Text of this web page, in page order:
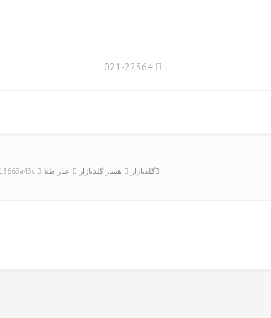
گلدبازار همیار گلدبازار عیار طلا